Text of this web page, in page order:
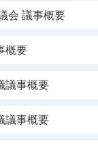
会 議事概要
概要
議事概要
議事概要